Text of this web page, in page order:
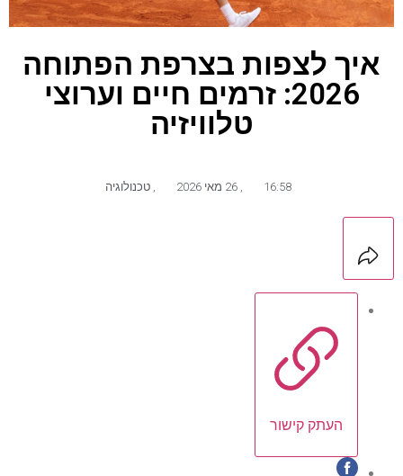
איך לצפות בצרפת הפתוחה
2026: זרמים חיים וערוצי
טלוויזיה
16:58 26 מאי 2026 טכנולוגיה
העתק קישור